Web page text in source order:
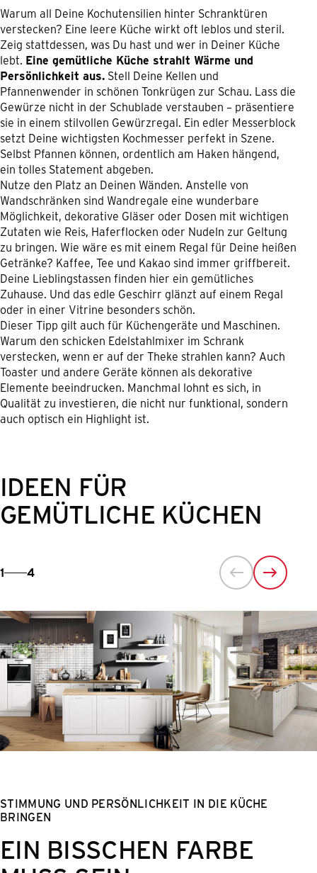
Warum all Deine Kochutensilien hinter Schranktüren
verstecken? Eine leere Küche wirkt oft leblos und steril.
Zeig stattdessen, was Du hast und wer in Deiner Küche
lebt. Eine gemütliche Küche strahlt Wärme und
Persönlichkeit aus. Stell Deine Kellen und
Pfannenwender in schönen Tonkrügen zur Schau. Lass die
Gewürze nicht in der Schublade verstauben – präsentiere
sie in einem stilvollen Gewürzregal. Ein edler Messerblock
setzt Deine wichtigsten Kochmesser perfekt in Szene.
Selbst Pfannen können, ordentlich am Haken hängend,
ein tolles Statement abgeben.
Nutze den Platz an Deinen Wänden. Anstelle von
Wandschränken sind Wandregale eine wunderbare
Möglichkeit, dekorative Gläser oder Dosen mit wichtigen
Zutaten wie Reis, Haferflocken oder Nudeln zur Geltung
zu bringen. Wie wäre es mit einem Regal für Deine heißen
Getränke? Kaffee, Tee und Kakao sind immer griffbereit.
Deine Lieblingstassen finden hier ein gemütliches
Zuhause. Und das edle Geschirr glänzt auf einem Regal
oder in einer Vitrine besonders schön.
Dieser Tipp gilt auch für Küchengeräte und Maschinen.
Warum den schicken Edelstahlmixer im Schrank
verstecken, wenn er auf der Theke strahlen kann? Auch
Toaster und andere Geräte können als dekorative
Elemente beeindrucken. Manchmal lohnt es sich, in
Qualität zu investieren, die nicht nur funktional, sondern
auch optisch ein Highlight ist.
IDEEN FÜR
GEMÜTLICHE KÜCHEN
1 4
STIMMUNG UND PERSÖNLICHKEIT IN DIE KÜCHE
BRINGEN
EIN BISSCHEN FARBE